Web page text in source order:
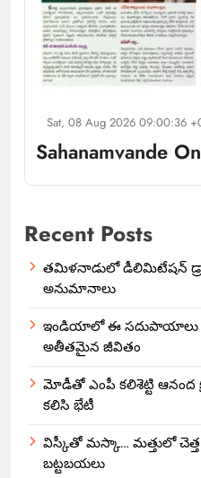
Sat, 08 Aug 2026 09:00:36
Sahanamvande
Recent Posts
తమిళనాడులో డీలిమిటేషన్
అనుమానాలు
ఇండియాలో‌ ఈ సదుపాయాలు
అతీతమైన జీవితం
మోడీతో ఎంపీ కలిశెట్టి ఆనంద
కలిసి భేటీ
విస్కీతో మస్కా… మత్తులో చెత్త
బట్టబయలు